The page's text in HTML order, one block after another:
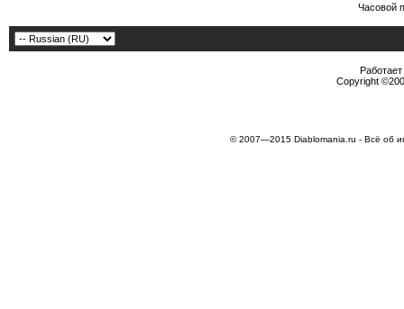
Часовой
Copyright
© 2007—2015 Diablomania.ru - Всё об